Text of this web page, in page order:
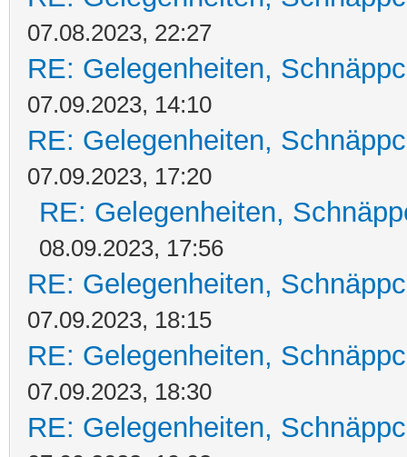
07.08.2023, 22:27
RE: Gelegenheiten,
07.09.2023, 14:10
RE: Gelegenheiten,
07.09.2023, 17:20
RE: Gelegenheiten,
08.09.2023, 17:56
RE: Gelegenheiten,
07.09.2023, 18:15
RE: Gelegenheiten,
07.09.2023, 18:30
RE: Gelegenheiten,